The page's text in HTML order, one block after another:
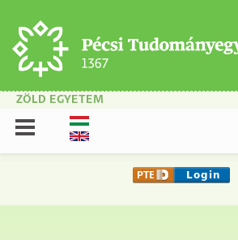
ZÖLD EGYETEM